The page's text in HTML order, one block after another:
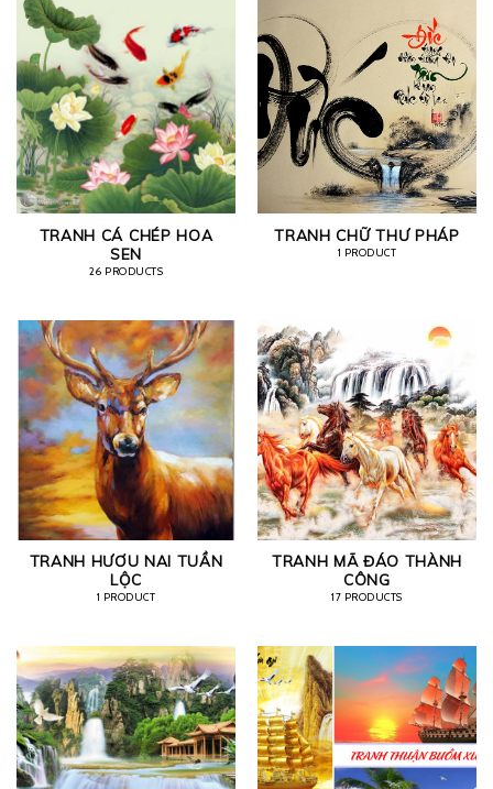
TRANH CÁ CHÉP HOA
SEN
26 PRODUCTS
TRANH CHỮ THƯ PHÁP
1 PRODUCT
TRANH HƯƠU NAI TUẦN
LỘC
1 PRODUCT
TRANH MÃ ĐÁO THÀNH
CÔNG
17 PRODUCTS